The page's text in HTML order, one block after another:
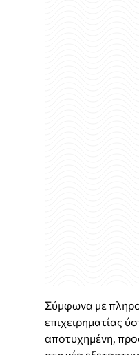
Σύμφωνα με
επιχειρηματίας
αποτυχημένη,